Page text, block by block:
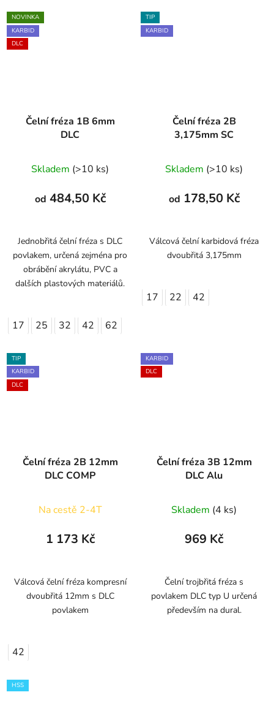
NOVINKA
KARBID
DLC
Čelní fréza 1B 6mm
DLC
Skladem (>10 ks)
od 484,50 Kč
Jednobřitá čelní fréza s DLC
povlakem, určená zejména pro
obrábění akrylátu, PVC a
dalších plastových materiálů.
17 25 32 42 62
TIP
KARBID
Čelní fréza 2B
3,175mm SC
Skladem (>10 ks)
od 178,50 Kč
Válcová čelní karbidová fréza
dvoubřitá 3,175mm
17 22 42
TIP
KARBID
DLC
Čelní fréza 2B 12mm
DLC COMP
Na cestě 2-4T
1 173 Kč
Válcová čelní fréza kompresní
dvoubřitá 12mm s DLC
povlakem
42
KARBID
DLC
Čelní fréza 3B 12mm
DLC Alu
Skladem (4 ks)
969 Kč
Čelní trojbřitá fréza s
povlakem DLC typ U určená
především na dural.
HSS